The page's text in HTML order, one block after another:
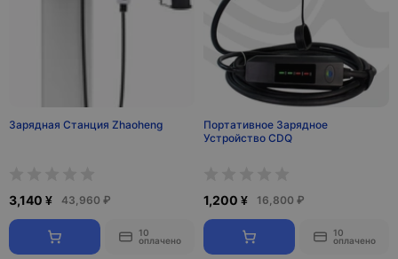
Зарядная Станция Zhaoheng
3,140 ¥ 43,960 ₽
10
оплачено
Портативное Зарядное
Устройство CDQ
1,200 ¥ 16,800 ₽
10
оплачено